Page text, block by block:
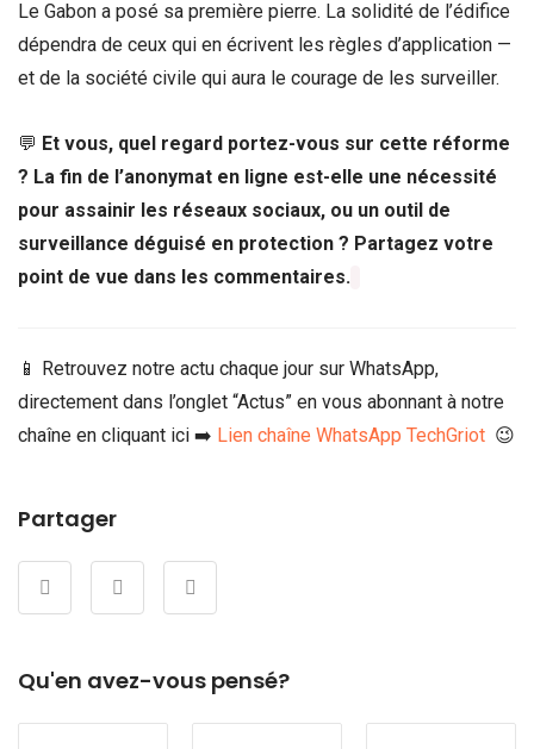
Le Gabon a posé sa première pierre. La solidité de l’édifice
dépendra de ceux qui en écrivent les règles d’application —
et de la société civile qui aura le courage de les surveiller.
💬 Et vous, quel regard portez-vous sur cette réforme
? La fin de l’anonymat en ligne est-elle une nécessité
pour assainir les réseaux sociaux, ou un outil de
surveillance déguisé en protection ? Partagez votre
point de vue dans les commentaires.
📱 Retrouvez notre actu chaque jour sur WhatsApp,
directement dans l’onglet “Actus” en vous abonnant à notre
chaîne en cliquant ici ➡️ Lien chaîne WhatsApp TechGriot 😉
Partager
Qu'en avez-vous pensé?